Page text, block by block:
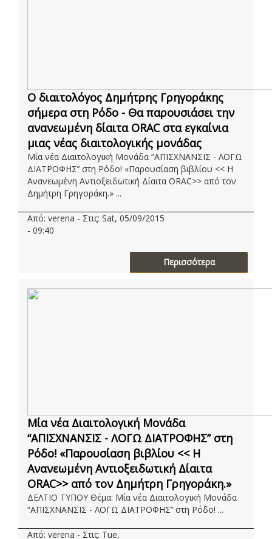
Ο διαιτολόγος Δημήτρης Γρηγοράκης
σήμερα στη Ρόδο - Θα παρουσιάσει την
ανανεωμένη δίαιτα ORAC στα εγκαίνια
μιας νέας διαιτολογικής μονάδας
Μία νέα Διαιτολογική Μονάδα “ΑΠΙΣΧΝΑΝΣΙΣ - ΛΟΓΩ
ΔΙΑΤΡΟΦΗΣ’’ στη Ρόδο! «Παρουσίαση βιβλίου << Η
Ανανεωμένη Αντιοξειδωτική Δίαιτα ORAC>> από τον
Δημήτρη Γρηγοράκη.» ...
Από: verena - Στις: Sat, 05/09/2015
- 09:40
Περισσότερα
Μία νέα Διαιτολογική Μονάδα
“ΑΠΙΣΧΝΑΝΣΙΣ - ΛΟΓΩ ΔΙΑΤΡΟΦΗΣ’’ στη
Ρόδο! «Παρουσίαση βιβλίου << Η
Ανανεωμένη Αντιοξειδωτική Δίαιτα
ORAC>> από τον Δημήτρη Γρηγοράκη.»
ΔΕΛΤΙΟ ΤΥΠΟΥ Θέμα: Μία νέα Διαιτολογική Μονάδα
“ΑΠΙΣΧΝΑΝΣΙΣ - ΛΟΓΩ ΔΙΑΤΡΟΦΗΣ’’ στη Ρόδο! ...
Από: verena - Στις: Tue,